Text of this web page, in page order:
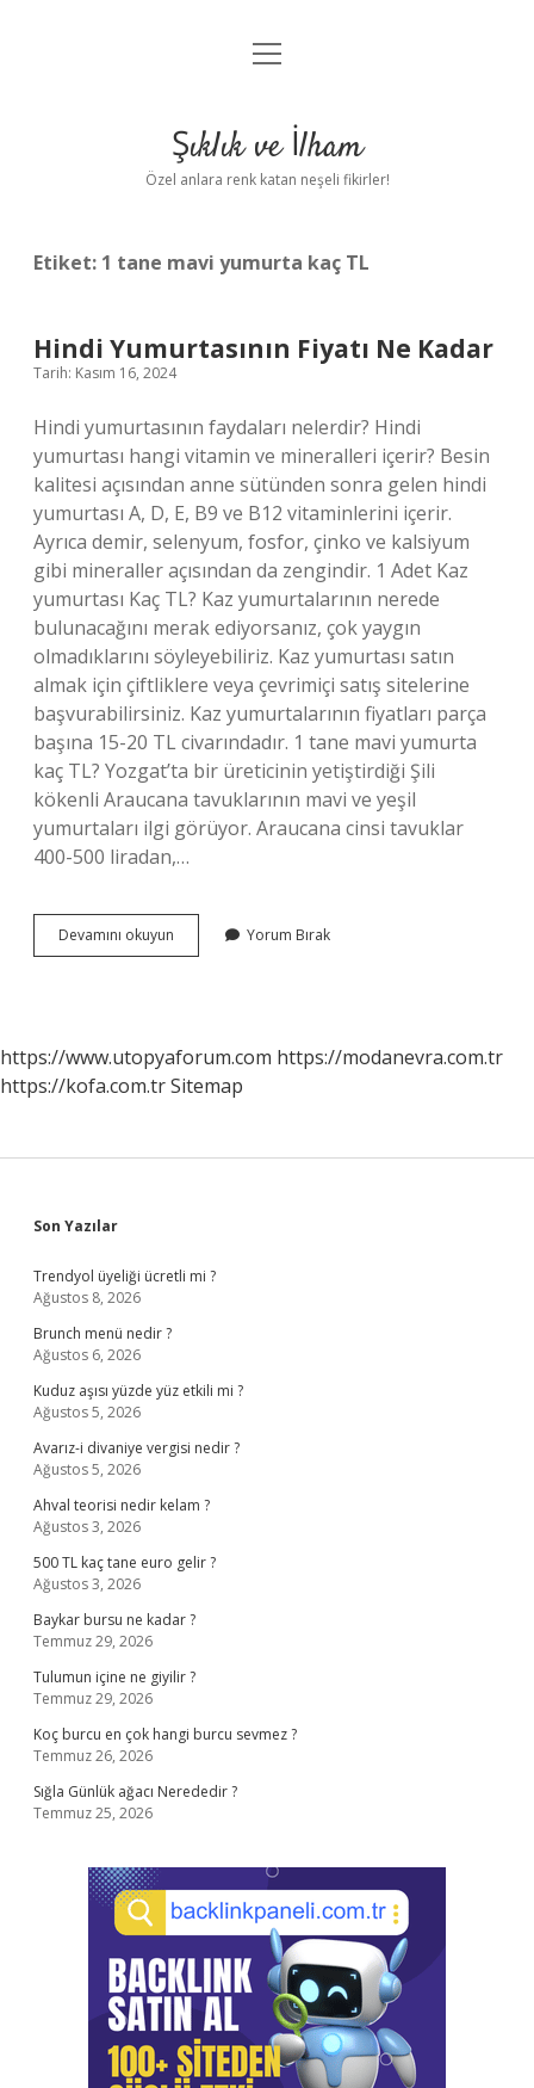
Anasayfa
Yasal Uyarı
menüyü
Şıklık ve İlham
Özel anlara renk katan neşeli fikirler!
Etiket: 1 tane mavi yumurta kaç TL
Hindi Yumurtasının Fiyatı Ne Kadar
Tarih: Kasım 16, 2024
Hindi yumurtasının faydaları nelerdir? Hindi
yumurtası hangi vitamin ve mineralleri içerir? Besin
kalitesi açısından anne sütünden sonra gelen hindi
yumurtası A, D, E, B9 ve B12 vitaminlerini içerir.
Ayrıca demir, selenyum, fosfor, çinko ve kalsiyum
gibi mineraller açısından da zengindir. 1 Adet Kaz
yumurtası Kaç TL? Kaz yumurtalarının nerede
bulunacağını merak ediyorsanız, çok yaygın
olmadıklarını söyleyebiliriz. Kaz yumurtası satın
almak için çiftliklere veya çevrimiçi satış sitelerine
başvurabilirsiniz. Kaz yumurtalarının fiyatları parça
başına 15-20 TL civarındadır. 1 tane mavi yumurta
kaç TL? Yozgat’ta bir üreticinin yetiştirdiği Şili
kökenli Araucana tavuklarının mavi ve yeşil
yumurtaları ilgi görüyor. Araucana cinsi tavuklar
400-500 liradan,…
Devamını okuyun
Yumurtasının
Yorum Bırak
https://www.utopyaforum.com https://modanevra.com.tr
https://kofa.com.trSitemap
Sidebar
Son Yazılar
Trendyol üyeliği ücretli mi ?
Ağustos 8, 2026
Brunch menü nedir ?
Ağustos 6, 2026
Kuduz aşısı yüzde yüz etkili mi ?
Ağustos 5, 2026
Avarız-i divaniye vergisi nedir ?
Ağustos 5, 2026
Ahval teorisi nedir kelam ?
Ağustos 3, 2026
500 TL kaç tane euro gelir ?
Ağustos 3, 2026
Baykar bursu ne kadar ?
Temmuz 29, 2026
Tulumun içine ne giyilir ?
Temmuz 29, 2026
Koç burcu en çok hangi burcu sevmez ?
Temmuz 26, 2026
Sığla Günlük ağacı Nerededir ?
Temmuz 25, 2026